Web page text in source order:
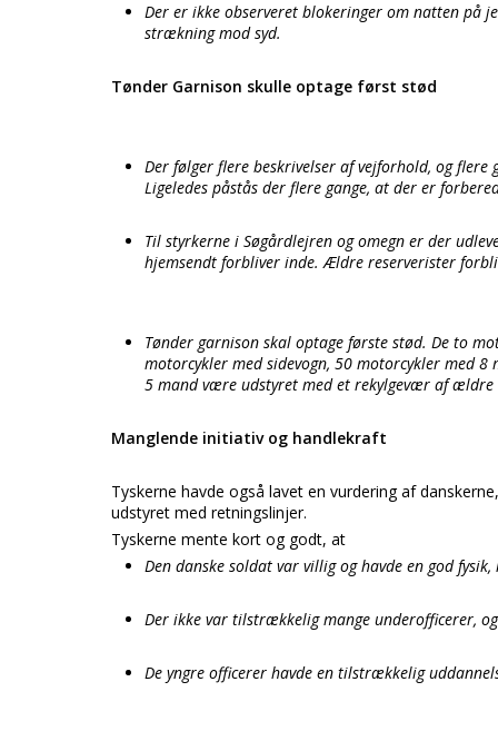
Der er ikke observeret blokeringer om natten på
strækning mod syd.
Tønder Garnison skulle optage først stød
Der følger flere beskrivelser af vejforhold, og
Ligeledes påstås der flere gange, at der er
Til styrkerne i Søgårdlejren og omegn er der
hjemsendt forbliver inde. Ældre reserverister
Tønder garnison skal optage første stød. De to
motorcykler med sidevogn, 50 motorcykler med
5 mand være udstyret med et rekylgevær af ældre
Manglende initiativ og handlekraft
Tyskerne havde også lavet en vurdering af
udstyret med retningslinjer.
Tyskerne mente kort og godt, at
Den danske soldat var villig og havde en god
Der ikke var tilstrækkelig mange underofficerer,
De yngre officerer havde en tilstrækkelig